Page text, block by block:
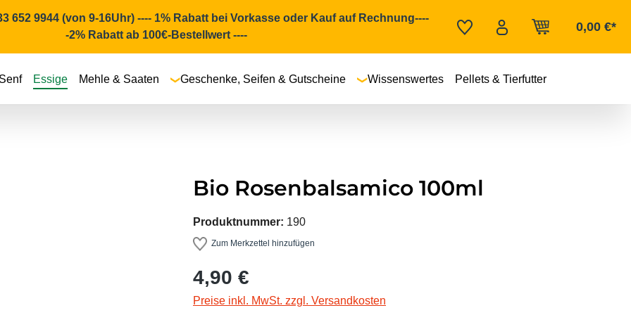
652 9944 (von 9-16Uhr) ---- 1% Rabatt bei Vorkasse oder Kauf auf Rechnung----
-2% Rabatt ab 100€-Bestellwert ----
0,00 €*
Senf Essige Mehle & Saaten Geschenke, Seifen & Gutscheine Wissenswertes Pellets & Tierfutter
Bio Rosenbalsamico 100ml
Produktnummer: 190
Zum Merkzettel hinzufügen
Regulärer Preis:
4,90 €
Preise inkl. MwSt. zzgl. Versandkosten